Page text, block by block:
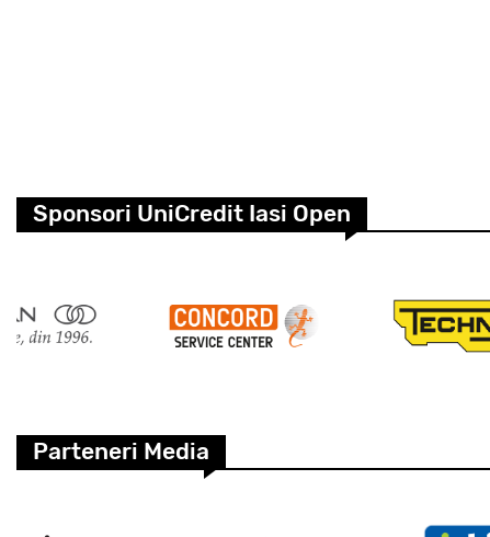
Sponsori UniCredit Iasi Open
Parteneri Media